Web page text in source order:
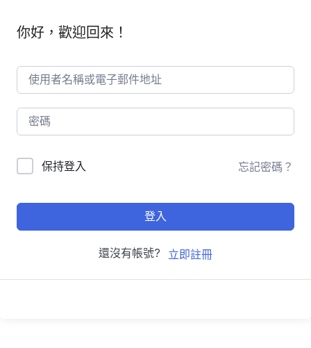
你好，歡迎回來！
保持登入 忘記密碼？
登入
還沒有帳號? 立即註冊